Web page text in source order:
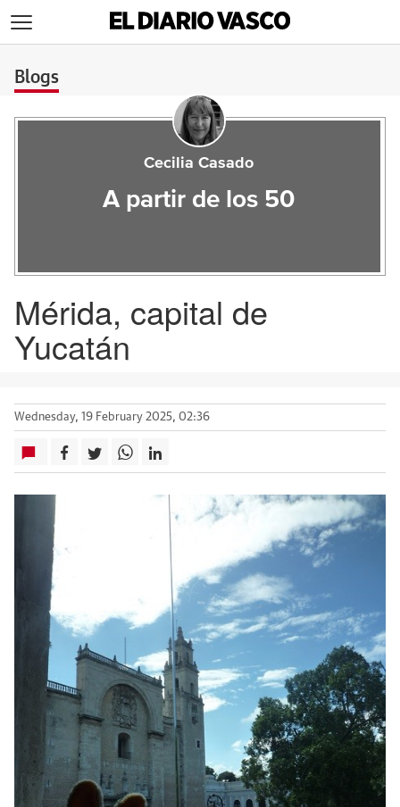
Blogs
Cecilia Casado
A partir de los 50
Mérida, capital de
Yucatán
Wednesday, 19 February 2025, 02:36